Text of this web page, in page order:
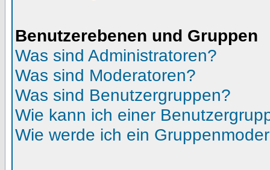
Benutzerebenen und Gruppen
Was sind Administratoren?
Was sind Moderatoren?
Was sind Benutzergruppen?
Wie kann ich einer
Wie werde ich ein